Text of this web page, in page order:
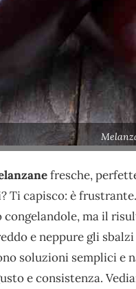
fresche,
Ti capisco: è
ma il
e neppure gli
soluzioni semplici e
e consistenza.